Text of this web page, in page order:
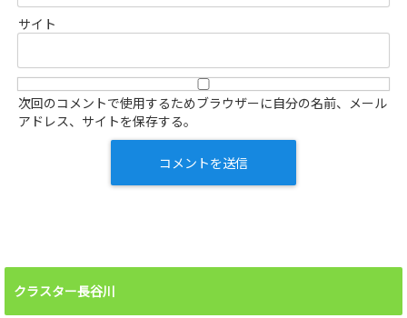
サイト
次回のコメントで使用するためブラウザーに自分の名前、メール
アドレス、サイトを保存する。
クラスター長谷川